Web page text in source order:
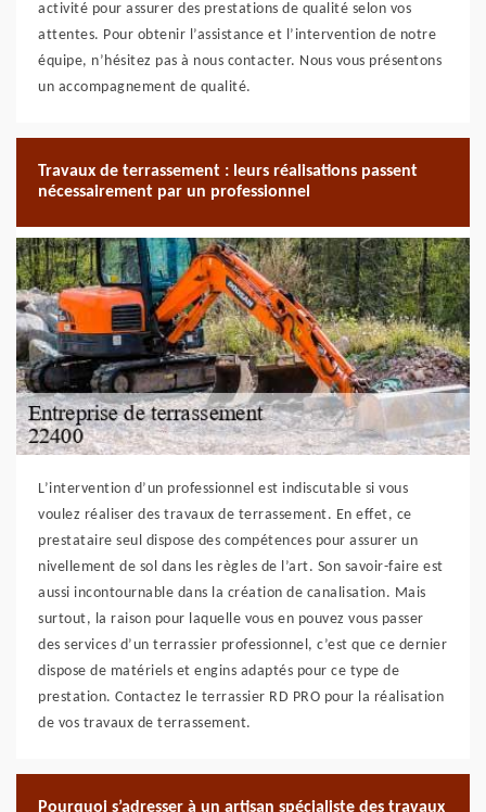
activité pour assurer des prestations de qualité selon vos
attentes. Pour obtenir l’assistance et l’intervention de notre
équipe, n’hésitez pas à nous contacter. Nous vous présentons
un accompagnement de qualité.
Travaux de terrassement : leurs réalisations passent
nécessairement par un professionnel
L’intervention d’un professionnel est indiscutable si vous
voulez réaliser des travaux de terrassement. En effet, ce
prestataire seul dispose des compétences pour assurer un
nivellement de sol dans les règles de l’art. Son savoir-faire est
aussi incontournable dans la création de canalisation. Mais
surtout, la raison pour laquelle vous en pouvez vous passer
des services d’un terrassier professionnel, c’est que ce dernier
dispose de matériels et engins adaptés pour ce type de
prestation. Contactez le terrassier RD PRO pour la réalisation
de vos travaux de terrassement.
Pourquoi s’adresser à un artisan spécialiste des travaux